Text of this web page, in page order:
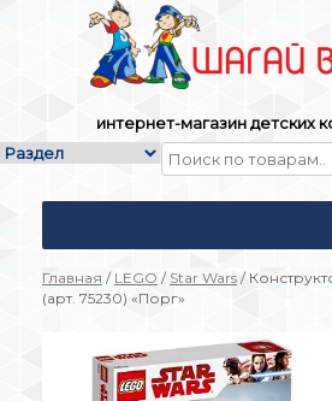
интернет-магазин детских
Главная / LEGO / Star Wars /
(арт. 75230) «Порг»